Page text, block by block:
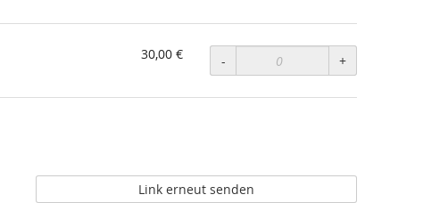
30,00 € - +
Link erneut senden